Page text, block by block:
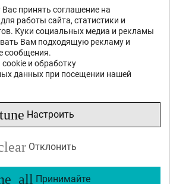
принять соглашение на
работы сайта, статистики и
Куки социальных медиа и рекламы
Вам подходящую рекламу и
сообщения.
и обработку
данных при посещении нашей
tune Настроить
Отклонить
Принимайте